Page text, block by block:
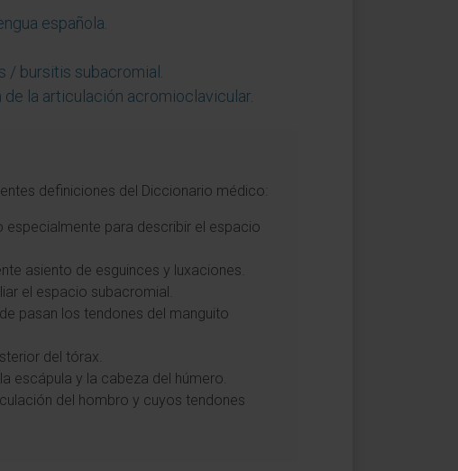
española
/ bursitis subacromial
de la articulación acromioclavicular
definiciones del Diccionario médico:
para describir el espacio
asiento de esguinces y luxaciones.
el espacio subacromial.
pasan los tendones del manguito
del tórax.
escápula y la cabeza del húmero.
del hombro y cuyos tendones